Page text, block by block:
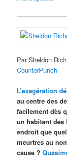
Par Sheldon
CounterPunch
L’exagération
au centre des
facilement dès
un habitant des
endroit que
meurtres au
cause ?